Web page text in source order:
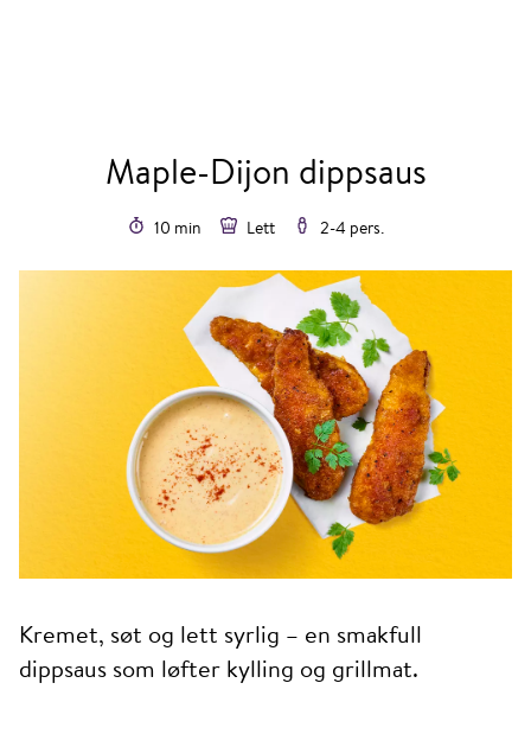
Maple-Dijon dippsaus
10 min Lett 2-4 pers.
Kremet, søt og lett syrlig – en smakfull
dippsaus som løfter kylling og grillmat.